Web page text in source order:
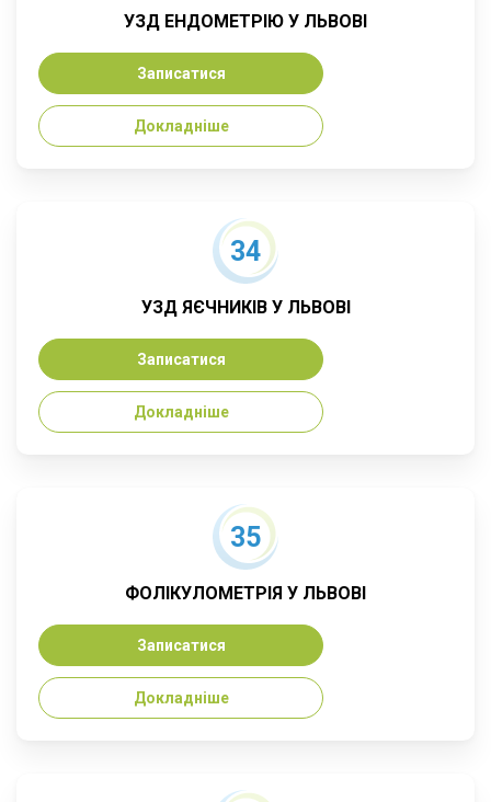
УЗД ЕНДОМЕТРІЮ У ЛЬВОВІ
Записатися
Докладніше
34
УЗД ЯЄЧНИКІВ У ЛЬВОВІ
Записатися
Докладніше
35
ФОЛІКУЛОМЕТРІЯ У ЛЬВОВІ
Записатися
Докладніше